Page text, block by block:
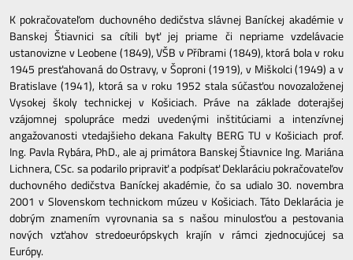
K pokračovateľom duchovného dedičstva slávnej Baníckej akadémie v
Banskej Štiavnici sa cítili byť jej priame či nepriame vzdelávacie
ustanovizne v Leobene (1849), VŠB v Příbrami (1849), ktorá bola v roku
1945 presťahovaná do Ostravy, v Šoproni (1919), v Miškolci (1949) a v
Bratislave (1941), ktorá sa v roku 1952 stala súčasťou novozaloženej
Vysokej školy technickej v Košiciach. Práve na základe doterajšej
vzájomnej spolupráce medzi uvedenými inštitúciami a intenzívnej
angažovanosti vtedajšieho dekana Fakulty BERG TU v Košiciach prof.
Ing. Pavla Rybára, PhD., ale aj primátora Banskej Štiavnice Ing. Mariána
Lichnera, CSc. sa podarilo pripraviť a podpísať Deklaráciu pokračovateľov
duchovného dedičstva Baníckej akadémie, čo sa udialo 30. novembra
2001 v Slovenskom technickom múzeu v Košiciach. Táto Deklarácia je
dobrým znamením vyrovnania sa s našou minulosťou a pestovania
nových vzťahov stredoeurópskych krajín v rámci zjednocujúcej sa
Európy.